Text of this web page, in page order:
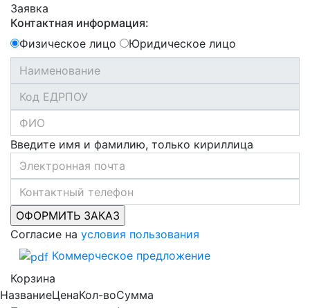
Заявка
Контактная информация:
Физическое лицо
Юридическое лицо
Введите имя и фамилию, только кириллица
Согласие на условия пользования
Коммерческое предложение
Корзина
НазваниеЦенаКол-воСумма